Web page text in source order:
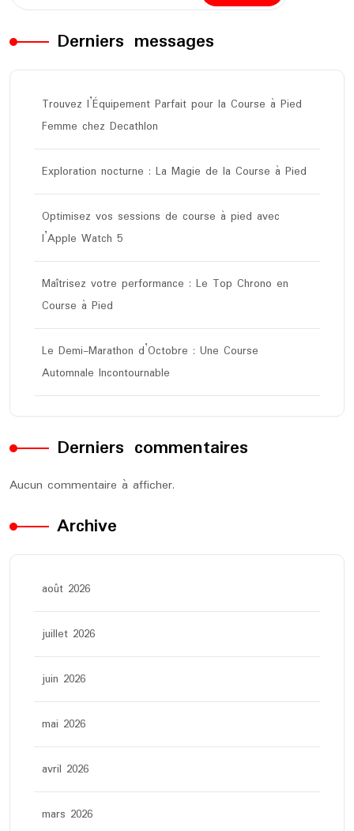
Derniers messages
Trouvez l’Équipement Parfait pour la Course à Pied
Femme chez Decathlon
Exploration nocturne : La Magie de la Course à Pied
Optimisez vos sessions de course à pied avec
l’Apple Watch 5
Maîtrisez votre performance : Le Top Chrono en
Course à Pied
Le Demi-Marathon d’Octobre : Une Course
Automnale Incontournable
Derniers commentaires
Aucun commentaire à afficher.
Archive
août 2026
juillet 2026
juin 2026
mai 2026
avril 2026
mars 2026